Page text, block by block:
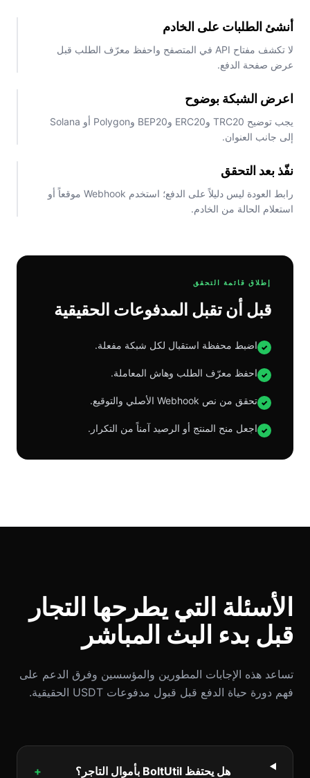
أنشئ الطلبات على الخادم
لا تكشف مفتاح API في المتصفح واحفظ معرّف الطلب قبل
عرض صفحة الدفع.
اعرض الشبكة بوضوح
يجب توضيح TRC20 وERC20 وBEP20 وPolygon أو Solana
إلى جانب العنوان.
نفّذ بعد التحقق
رابط العودة ليس دليلاً على الدفع؛ استخدم Webhook موقعاً أو
استعلام الحالة من الخادم.
إطلاق قائمة التحقق
قبل أن تقبل المدفوعات الحقيقية
✓ اضبط محفظة استقبال لكل شبكة مفعلة.
✓ احفظ معرّف الطلب وهاش المعاملة.
✓ تحقق من نص Webhook الأصلي والتوقيع.
✓ اجعل منح المنتج أو الرصيد آمناً من التكرار.
الأسئلة التي يطرحها التجار
قبل بدء البث المباشر
تساعد هذه الإجابات المطورين والمؤسسين وفرق الدعم على
فهم دورة حياة الدفع قبل قبول مدفوعات USDT الحقيقية.
هل يحتفظ BoltUtil بأموال التاجر؟ +